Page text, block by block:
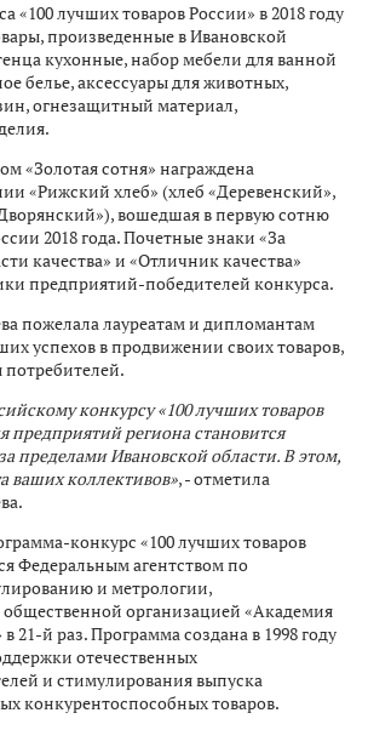
«100 лучших товаров России» в 2018 году
произведенные в Ивановской
кухонные, набор мебели для ванной
белье, аксессуары для животных,
огнезащитный материал,
«Золотая сотня» награждена
«Рижский хлеб» (хлеб «Деревенский»,
вошедшая в первую сотню
2018 года. Почетные знаки «За
качества» и «Отличник качества»
предприятий-победителей конкурса.
пожелала лауреатам и дипломантам
успехов в продвижении своих товаров,
конкурсу «100 лучших товаров
предприятий региона становится
пределами Ивановской области. В этом,
ваших коллективов», - отметила
конкурс «100 лучших товаров
Федеральным агентством по
и метрологии,
организацией «Академия
21-й раз. Программа создана в 1998 году
отечественных
и стимулирования выпуска
конкурентоспособных товаров.